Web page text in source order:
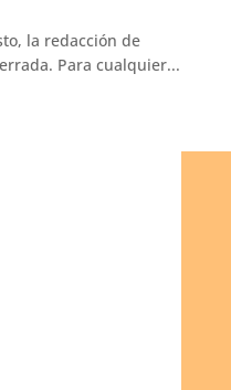
la redacción de
Para cualquier...